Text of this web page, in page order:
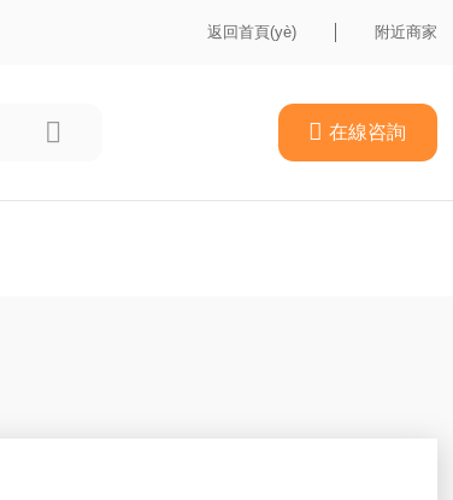
返回首頁(yè) 附近商家
  在線咨詢